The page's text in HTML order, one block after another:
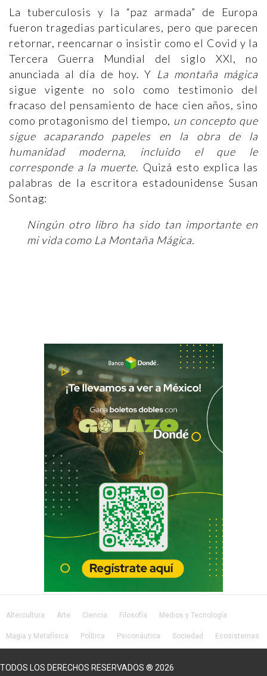
La tuberculosis y la “paz armada” de Europa
fueron tragedias particulares, pero que parecen
retornar, reencarnar o insistir como el Covid y la
Tercera Guerra Mundial del siglo XXI, no
anunciada al día de hoy. Y La montaña mágica
sigue vigente no solo como testimonio del
fracaso del pensamiento de hace cien años, sino
como protagonismo del tiempo, un concepto que
sigue acaparando papeles en la obra de la
humanidad moderna, incluido el que le
corresponde a la muerte. Quizá esto explica las
palabras de la escritora estadounidense Susan
Sontag:
Ningún otro libro ha sido tan importante en
mi vida como La Montaña Mágica.
Altercultura Arte Ciencia Filosofía Medios y Tecnología
Magia y Metafísica Política Psiconáutica Sociedad Ecosistemas
TODOS LOS DERECHOS RESERVADOS ® 2026